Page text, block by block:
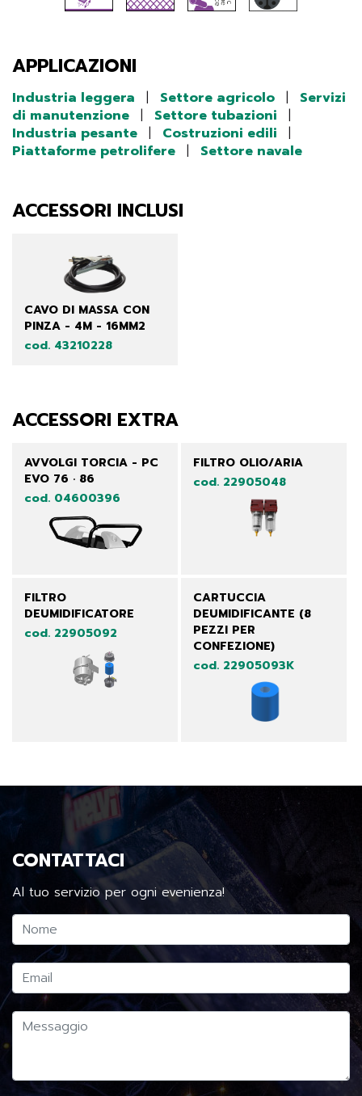
APPLICAZIONI
Industria leggera | Settore agricolo |
Servizi
di manutenzione | Settore tubazioni
|
Industria pesante | Costruzioni edili
|
Piattaforme petrolifere | Settore navale
ACCESSORI INCLUSI
CAVO DI MASSA CON
PINZA - 4M - 16MM2
cod. 43210228
ACCESSORI EXTRA
AVVOLGI TORCIA - PC
EVO 76 · 86
cod. 04600396
FILTRO OLIO/ARIA
cod. 22905048
FILTRO
DEUMIDIFICATORE
cod. 22905092
CARTUCCIA
DEUMIDIFICANTE (8
PEZZI PER
CONFEZIONE)
cod. 22905093K
CONTATTACI
Al tuo servizio per ogni evenienza!